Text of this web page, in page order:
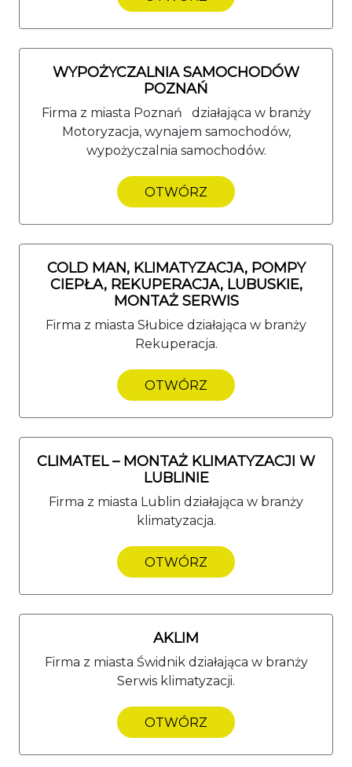
WYPOŻYCZALNIA SAMOCHODÓW
POZNAŃ
Firma z miasta Poznań działająca w branży
Motoryzacja, wynajem samochodów,
wypożyczalnia samochodów.
OTWÓRZ
COLD MAN, KLIMATYZACJA, POMPY
CIEPŁA, REKUPERACJA, LUBUSKIE,
MONTAŻ SERWIS
Firma z miasta Słubice działająca w branży
Rekuperacja.
OTWÓRZ
CLIMATEL – MONTAŻ KLIMATYZACJI W
LUBLINIE
Firma z miasta Lublin działająca w branży
klimatyzacja.
OTWÓRZ
AKLIM
Firma z miasta Świdnik działająca w branży
Serwis klimatyzacji.
OTWÓRZ